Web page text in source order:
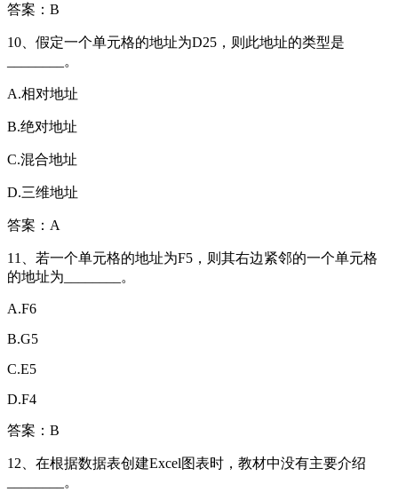
答案：B
10、假定一个单元格的地址为D25，则此地址的类型是
________。
A.相对地址
B.绝对地址
C.混合地址
D.三维地址
答案：A
11、若一个单元格的地址为F5，则其右边紧邻的一个单元格
的地址为________。
A.F6
B.G5
C.E5
D.F4
答案：B
12、在根据数据表创建Excel图表时，教材中没有主要介绍
________。